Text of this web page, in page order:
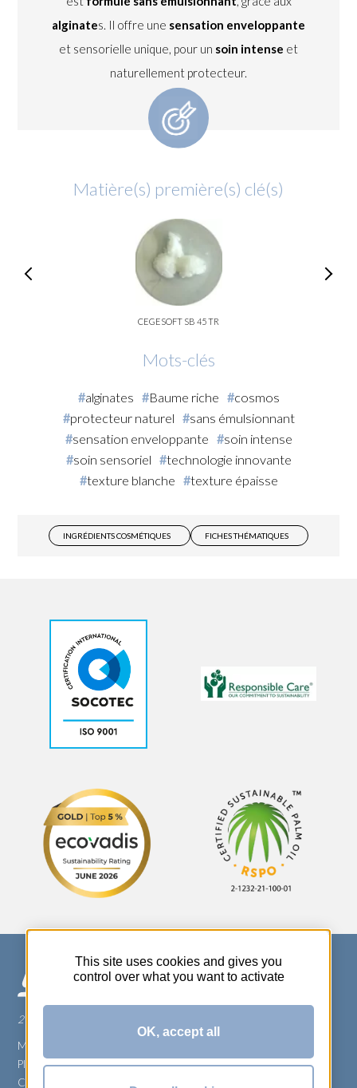
alginates. Il offre une sensation enveloppante
et sensorielle unique, pour un soin intense et
naturellement protecteur.
Matière(s) première(s) clé(s)
CEGESOFT SB 45 TR
Mots-clés
alginates Baume riche
cosmos
protecteur naturel
sans émulsionnant
sensation enveloppante
soin intense
soin sensoriel
technologie innovante
texture blanche
texture épaisse
INGRÉDIENTS COSMÉTIQUES FICHES THÉMATIQUES
270 Rue Thérèse Planiol - 37310 TAUXIGNY
Mentions légales
Plan du site
Carrière
This site uses cookies and gives you
control over what you want to activate
OK, accept all